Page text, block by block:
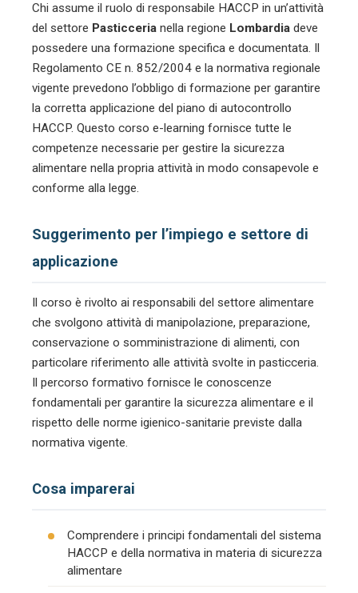
Chi assume il ruolo di responsabile HACCP in un’attività
del settore Pasticceria nella regione Lombardia deve
possedere una formazione specifica e documentata. Il
Regolamento CE n. 852/2004 e la normativa regionale
vigente prevedono l’obbligo di formazione per garantire
la corretta applicazione del piano di autocontrollo
HACCP. Questo corso e-learning fornisce tutte le
competenze necessarie per gestire la sicurezza
alimentare nella propria attività in modo consapevole e
conforme alla legge.
Suggerimento per l’impiego e settore di
applicazione
Il corso è rivolto ai responsabili del settore alimentare
che svolgono attività di manipolazione, preparazione,
conservazione o somministrazione di alimenti, con
particolare riferimento alle attività svolte in pasticceria.
Il percorso formativo fornisce le conoscenze
fondamentali per garantire la sicurezza alimentare e il
rispetto delle norme igienico-sanitarie previste dalla
normativa vigente.
Cosa imparerai
Comprendere i principi fondamentali del sistema
HACCP e della normativa in materia di sicurezza
alimentare